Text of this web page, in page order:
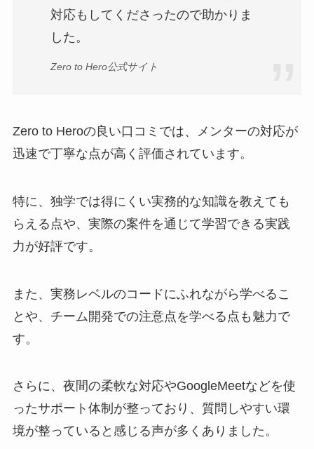
対応もしてくださったので助かりま
した。
Zero to Hero公式サイト
Zero to Heroの良い口コミでは、メンターの対応が
迅速で丁寧な点が高く評価されています。
特に、独学では得にくい実務的な知識を教えても
らえる点や、実際の案件を通じて学習できる実践
力が好評です。
また、実務レベルのコードにふれながら学べるこ
とや、チーム開発での注意点を学べる点も魅力で
す。
さらに、夜間の柔軟な対応やGoogleMeetなどを使
ったサポート体制が整っており、質問しやすい環
境が整っていると感じる声が多くありました。